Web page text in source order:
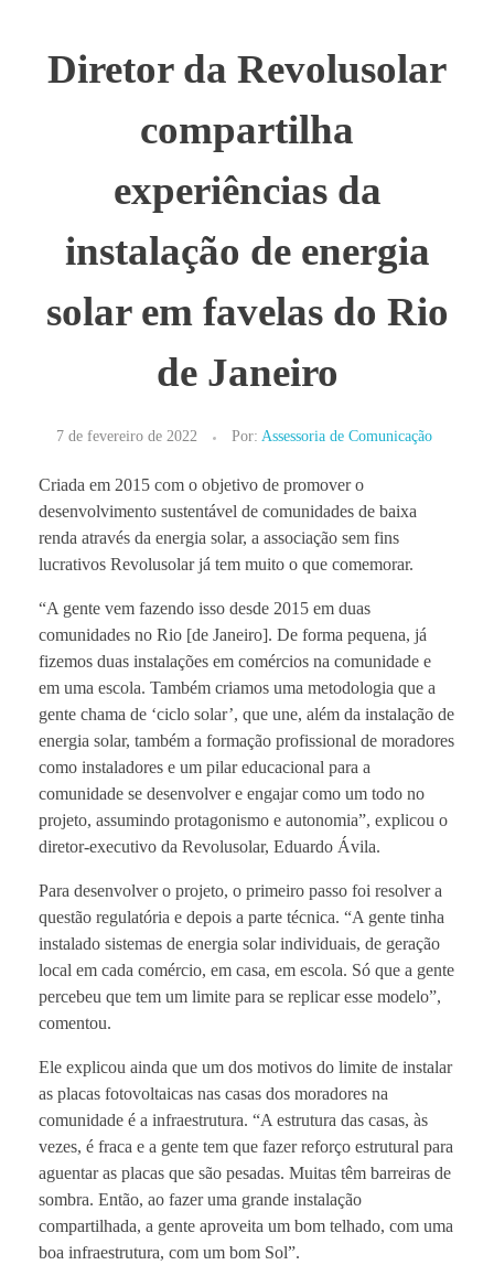
Diretor da Revolusolar
compartilha
experiências da
instalação de energia
solar em favelas do Rio
de Janeiro
7 de fevereiro de 2022 Por: Assessoria de Comunicação
Criada em 2015 com o objetivo de promover o
desenvolvimento sustentável de comunidades de baixa
renda através da energia solar, a associação sem fins
lucrativos Revolusolar já tem muito o que comemorar.
“A gente vem fazendo isso desde 2015 em duas
comunidades no Rio [de Janeiro]. De forma pequena, já
fizemos duas instalações em comércios na comunidade e
em uma escola. Também criamos uma metodologia que a
gente chama de ‘ciclo solar’, que une, além da instalação de
energia solar, também a formação profissional de moradores
como instaladores e um pilar educacional para a
comunidade se desenvolver e engajar como um todo no
projeto, assumindo protagonismo e autonomia”, explicou o
diretor-executivo da Revolusolar, Eduardo Ávila.
Para desenvolver o projeto, o primeiro passo foi resolver a
questão regulatória e depois a parte técnica. “A gente tinha
instalado sistemas de energia solar individuais, de geração
local em cada comércio, em casa, em escola. Só que a gente
percebeu que tem um limite para se replicar esse modelo”,
comentou.
Ele explicou ainda que um dos motivos do limite de instalar
as placas fotovoltaicas nas casas dos moradores na
comunidade é a infraestrutura. “A estrutura das casas, às
vezes, é fraca e a gente tem que fazer reforço estrutural para
aguentar as placas que são pesadas. Muitas têm barreiras de
sombra. Então, ao fazer uma grande instalação
compartilhada, a gente aproveita um bom telhado, com uma
boa infraestrutura, com um bom Sol”.